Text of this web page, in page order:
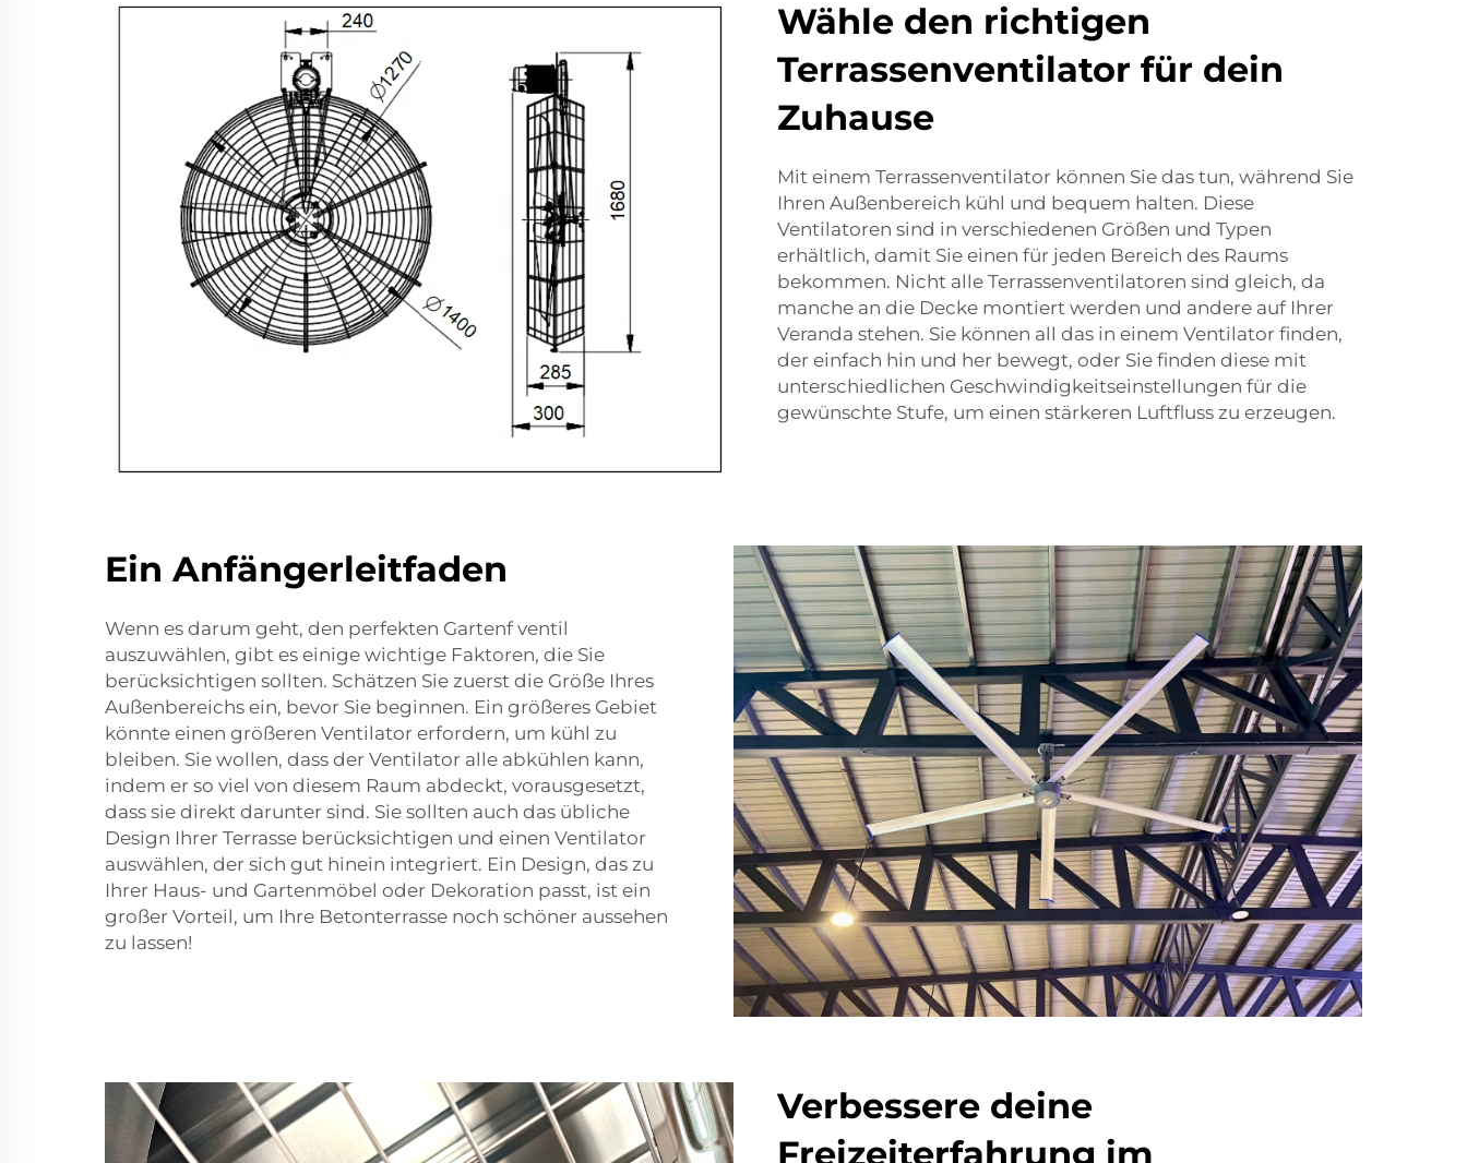
Wähle den richtigen
Terrassenventilator für dein
Zuhause
Mit einem Terrassenventilator können Sie das tun, während Sie
Ihren Außenbereich kühl und bequem halten. Diese
Ventilatoren sind in verschiedenen Größen und Typen
erhältlich, damit Sie einen für jeden Bereich des Raums
bekommen. Nicht alle Terrassenventilatoren sind gleich, da
manche an die Decke montiert werden und andere auf Ihrer
Veranda stehen. Sie können all das in einem Ventilator finden,
der einfach hin und her bewegt, oder Sie finden diese mit
unterschiedlichen Geschwindigkeitseinstellungen für die
gewünschte Stufe, um einen stärkeren Luftfluss zu erzeugen.
Ein Anfängerleitfaden
Wenn es darum geht, den perfekten Gartenf ventil
auszuwählen, gibt es einige wichtige Faktoren, die Sie
berücksichtigen sollten. Schätzen Sie zuerst die Größe Ihres
Außenbereichs ein, bevor Sie beginnen. Ein größeres Gebiet
könnte einen größeren Ventilator erfordern, um kühl zu
bleiben. Sie wollen, dass der Ventilator alle abkühlen kann,
indem er so viel von diesem Raum abdeckt, vorausgesetzt,
dass sie direkt darunter sind. Sie sollten auch das übliche
Design Ihrer Terrasse berücksichtigen und einen Ventilator
auswählen, der sich gut hinein integriert. Ein Design, das zu
Ihrer Haus- und Gartenmöbel oder Dekoration passt, ist ein
großer Vorteil, um Ihre Betonterrasse noch schöner aussehen
zu lassen!
Verbessere deine
Freizeiterfahrung im